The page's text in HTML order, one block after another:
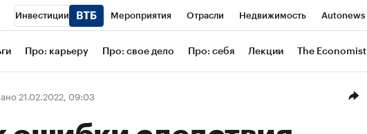
Инвестиции Мероприятия Отрасли Недвижимость Autonews
РБК РБК Образование РБК Life Тренды Визионеры
Про: карьеру Про: свое дело Про: себя Лекции The Economist
21.02.2022, 09:03